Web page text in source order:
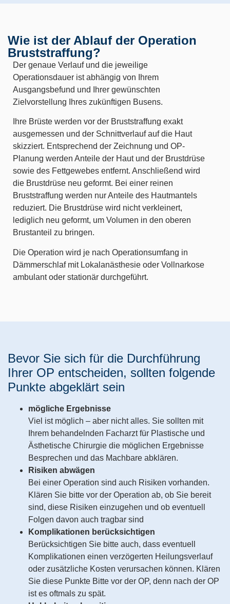
Wie ist der Ablauf der Operation
Bruststraffung?
Der genaue Verlauf und die jeweilige
Operationsdauer ist abhängig von Ihrem
Ausgangsbefund und Ihrer gewünschten
Zielvorstellung Ihres zukünftigen Busens.
Ihre Brüste werden vor der Bruststraffung exakt
ausgemessen und der Schnittverlauf auf die Haut
skizziert. Entsprechend der Zeichnung und OP-
Planung werden Anteile der Haut und der Brustdrüse
sowie des Fettgewebes entfernt. Anschließend wird
die Brustdrüse neu geformt. Bei einer reinen
Bruststraffung werden nur Anteile des Hautmantels
reduziert. Die Brustdrüse wird nicht verkleinert,
lediglich neu geformt, um Volumen in den oberen
Brustanteil zu bringen.
Die Operation wird je nach Operationsumfang in
Dämmerschlaf mit Lokalanästhesie oder Vollnarkose
ambulant oder stationär durchgeführt.
Bevor Sie sich für die Durchführung
Ihrer OP entscheiden, sollten folgende
Punkte abgeklärt sein
mögliche Ergebnisse
Viel ist möglich – aber nicht alles. Sie sollten mit
Ihrem behandelnden Facharzt für Plastische und
Ästhetische Chirurgie die möglichen Ergebnisse
Besprechen und das Machbare abklären.
Risiken abwägen
Bei einer Operation sind auch Risiken vorhanden.
Klären Sie bitte vor der Operation ab, ob Sie bereit
sind, diese Risiken einzugehen und ob eventuell
Folgen davon auch tragbar sind
Komplikationen berücksichtigen
Berücksichtigen Sie bitte auch, dass eventuell
Komplikationen einen verzögerten Heilungsverlauf
oder zusätzliche Kosten verursachen können. Klären
Sie diese Punkte Bitte vor der OP, denn nach der OP
ist es oftmals zu spät.